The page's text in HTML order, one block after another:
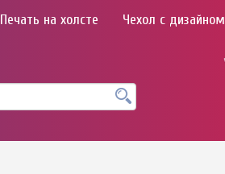
Печать на холсте Чехол с дизайном